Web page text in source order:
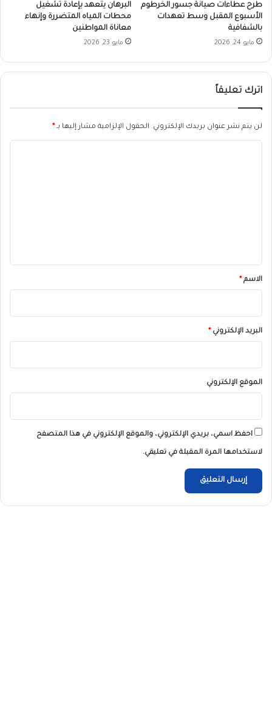
طرح عطاءات صيانة جسور الخرطوم
الأسبوع المقبل وسط تعهدات
بالشفافية
مايو 24, 2026
البرهان يتعهد بإعادة تشغيل
محطات المياه المتضررة وإنهاء
معاناة المواطنين
مايو 23, 2026
اترك تعليقاً
لن يتم نشر عنوان بريدك الإلكتروني. الحقول الإلزامية مشار إليها بـ*
*الاسم*
البريد الإلكتروني*
الموقع الإلكتروني
احفظ اسمي، بريدي الإلكتروني، والموقع الإلكتروني في هذا المتصفح
لاستخدامها المرة المقبلة في تعليقي.